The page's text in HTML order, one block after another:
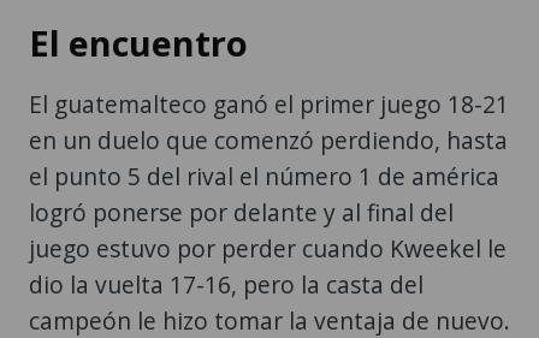
El encuentro
El guatemalteco ganó el primer juego 18-21
en un duelo que comenzó perdiendo, hasta
el punto 5 del rival el número 1 de américa
logró ponerse por delante y al final del
juego estuvo por perder cuando Kweekel le
dio la vuelta 17-16, pero la casta del
campeón le hizo tomar la ventaja de nuevo.